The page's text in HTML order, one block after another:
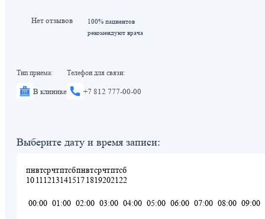
Нет отзывов
100% пациентов
рекомендуют врача
Тип приема:
В клинике
Телефон для связи:
+7 812 777-00-00
Выберите дату и время записи:
пн
10
вт
11
ср
12
чт
13
пт
14
сб
15
пн
17
вт
18
ср
19
чт
20
пт
21
сб
22
00:00 01:00 02:00 03:00 04:00 05:00 06:00 07:00 08:00 09:00